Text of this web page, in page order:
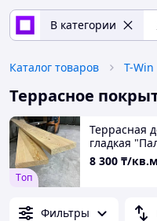
В категории
Каталог товаров T-Win
Террасное
Tоп
Террасная
гладкая
8 300 ₸/кв.м
Фильтры